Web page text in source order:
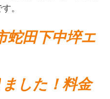
。
蛇田下中埣エ
した！料金